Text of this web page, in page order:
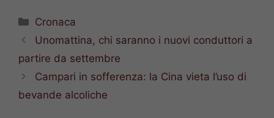
Categorie
Cronaca
Unomattina, chi saranno i nuovi conduttori a
partire da settembre
Campari in sofferenza: la Cina vieta l’uso di
bevande alcoliche